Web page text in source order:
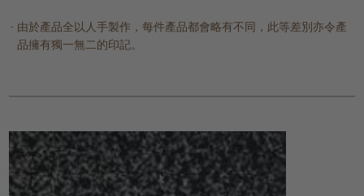
由於產品全以人手製作，每件產品都會略有不同，此等差別亦令產
品擁有獨一無二的印記。